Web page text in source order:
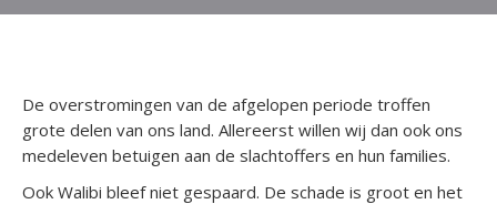
De overstromingen van de afgelopen periode troffen
grote delen van ons land. Allereerst willen wij dan ook ons
medeleven betuigen aan de slachtoffers en hun families.
Ook Walibi bleef niet gespaard. De schade is groot en het